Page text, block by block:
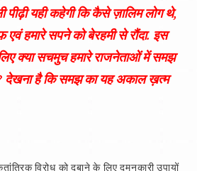
पीढ़ी यही कहेगी कि कैसे ज़ालिम लोग थे,
एवं हमारे सपने को बेरहमी से रौंदा. इस
क्या सचमुच हमारे राजनेताओं में समझ
देखना है कि समझ का यह अकाल ख़त्म
विरोध को दबाने के लिए दमनकारी उपायों